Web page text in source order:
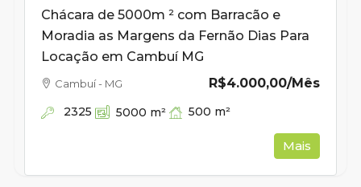
Chácara de 5000m ² com Barracão e
Moradia as Margens da Fernão Dias Para
Locação em Cambuí MG
R$4.000,00/Mês
Cambuí - MG
2325 5000 m² 500 m²
Mais